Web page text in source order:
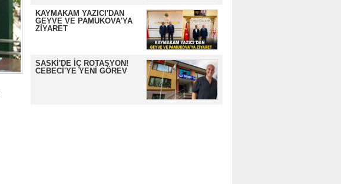
KAYMAKAM YAZICI'DAN
GEYVE VE PAMUKOVA'YA
ZİYARET
SASKİ'DE İÇ ROTASYON!
CEBECİ'YE YENİ GÖREV